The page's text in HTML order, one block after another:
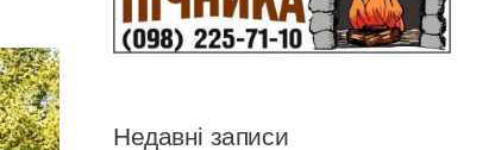
Недавні записи